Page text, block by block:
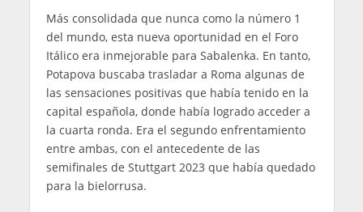
Más consolidada que nunca como la número 1
del mundo, esta nueva oportunidad en el Foro
Itálico era inmejorable para Sabalenka. En tanto,
Potapova buscaba trasladar a Roma algunas de
las sensaciones positivas que había tenido en la
capital española, donde había logrado acceder a
la cuarta ronda. Era el segundo enfrentamiento
entre ambas, con el antecedente de las
semifinales de Stuttgart 2023 que había quedado
para la bielorrusa.